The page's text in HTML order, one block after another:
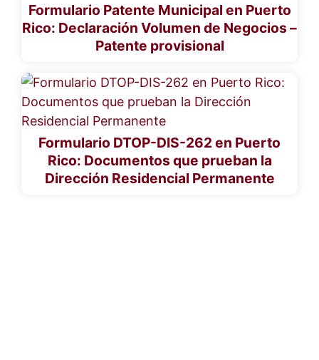
Formulario Patente Municipal en Puerto
Rico: Declaración Volumen de Negocios –
Patente provisional
Formulario DTOP-DIS-262 en Puerto
Rico: Documentos que prueban la
Dirección Residencial Permanente